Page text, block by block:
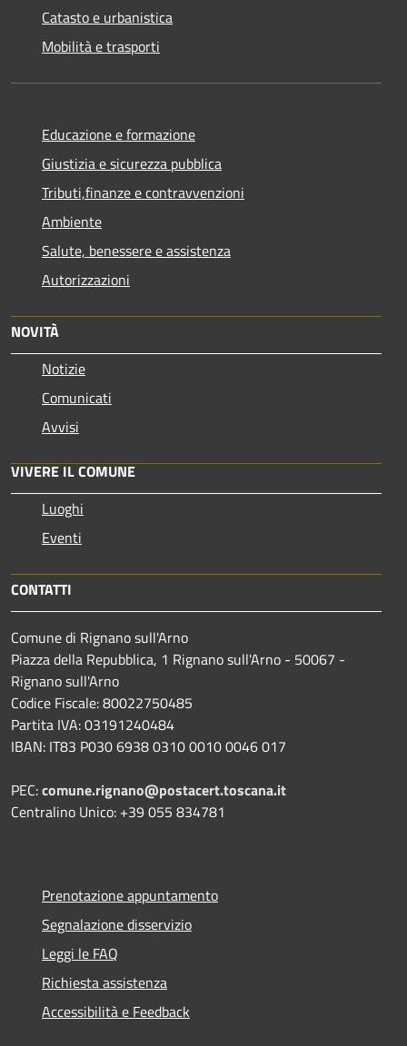
Catasto e urbanistica
Mobilità e trasporti
Educazione e formazione
Giustizia e sicurezza pubblica
Tributi,finanze e contravvenzioni
Ambiente
Salute, benessere e assistenza
Autorizzazioni
NOVITÀ
Notizie
Comunicati
Avvisi
VIVERE IL COMUNE
Luoghi
Eventi
CONTATTI
Comune di Rignano sull'Arno
Piazza della Repubblica, 1 Rignano sull'Arno - 50067 -
Rignano sull'Arno
Codice Fiscale: 80022750485
Partita IVA: 03191240484
IBAN: IT83 P030 6938 0310 0010 0046 017
PEC:comune.rignano@postacert.toscana.it
Centralino Unico: +39 055 834781
Prenotazione appuntamento
Segnalazione disservizio
Leggi le FAQ
Richiesta assistenza
Accessibilità e Feedback